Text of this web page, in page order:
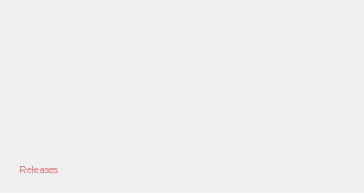
Releases